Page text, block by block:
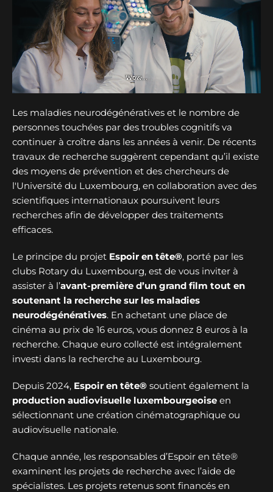
Les maladies neurodégénératives et le nombre de
personnes touchées par des troubles cognitifs va
continuer à croître dans les années à venir. De récents
travaux de recherche suggèrent cependant qu’il existe
des moyens de prévention et des chercheurs de
l'Université du Luxembourg, en collaboration avec des
scientifiques internationaux poursuivent leurs
recherches afin de développer des traitements
efficaces.
Le principe du projet Espoir en tête®, porté par les
clubs Rotary du Luxembourg, est de vous inviter à
assister à l’avant-première d’un grand film tout en
soutenant la recherche sur les maladies
neurodégénératives. En achetant une place de
cinéma au prix de 16 euros, vous donnez 8 euros à la
recherche. Chaque euro collecté est intégralement
investi dans la recherche au Luxembourg.
Depuis 2024, Espoir en tête® soutient également la
production audiovisuelle luxembourgeoise en
sélectionnant une création cinématographique ou
audiovisuelle nationale.
Chaque année, les responsables d’Espoir en tête®
examinent les projets de recherche avec l’aide de
spécialistes. Les projets retenus sont financés en